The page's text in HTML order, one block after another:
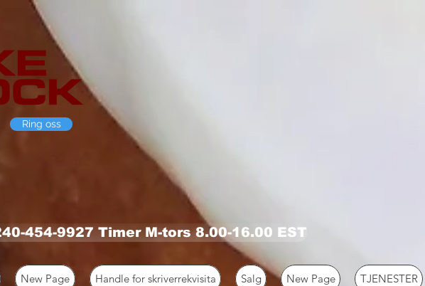
Ring oss
454-9927 Timer M-tors 8.00-16.00 EST
New Page Handle for skriverrekvisita Salg New Page TJENESTER